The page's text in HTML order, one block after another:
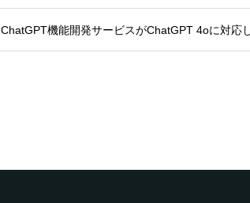
ChatGPT機能開発サービスがChatGPT 4oに対応し